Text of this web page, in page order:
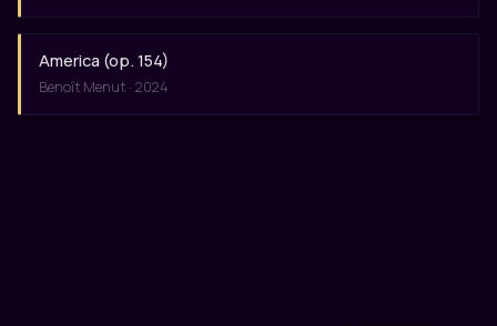
America (op. 154)
Benoît Menut · 2024